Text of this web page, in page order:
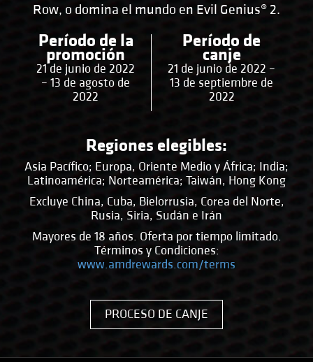
Row, o domina el mundo en Evil Genius® 2.
Período de la
promoción
21 de junio de 2022
– 13 de agosto de
2022
Período de
canje
21 de junio de 2022 –
13 de septiembre de
2022
Regiones elegibles:
Asia Pacífico; Europa, Oriente Medio y África; India;
Latinoamérica; Norteamérica; Taiwán, Hong Kong
Excluye China, Cuba, Bielorrusia, Corea del Norte,
Rusia, Siria, Sudán e Irán
Mayores de 18 años. Oferta por tiempo limitado.
Términos y Condiciones:
www.amdrewards.com/terms
PROCESO DE CANJE